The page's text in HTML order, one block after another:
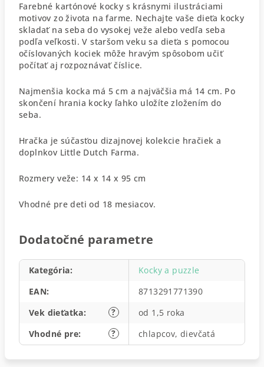
Farebné kartónové kocky s krásnymi ilustráciami
motivov zo života na farme. Nechajte vaše dieťa kocky
skladať na seba do vysokej veže alebo vedľa seba
podľa veľkosti. V staršom veku sa dieťa s pomocou
očíslovaných kociek môže hravým spôsobom učiť
počítať aj rozpoznávať číslice.
Najmenšia kocka má 5 cm a najväčšia má 14 cm. Po
skončení hrania kocky ľahko uložíte zložením do
seba.
Hračka je súčasťou dizajnovej kolekcie hračiek a
doplnkov Little Dutch Farma.
Rozmery veže: 14 x 14 x 95 cm
Vhodné pre deti od 18 mesiacov.
Dodatočné parametre
Kategória:
Kocky a puzzle
EAN:
8713291771390
?
Vek dieťatka:
od 1,5 roka
?
Vhodné pre: chlapcov, dievčatá